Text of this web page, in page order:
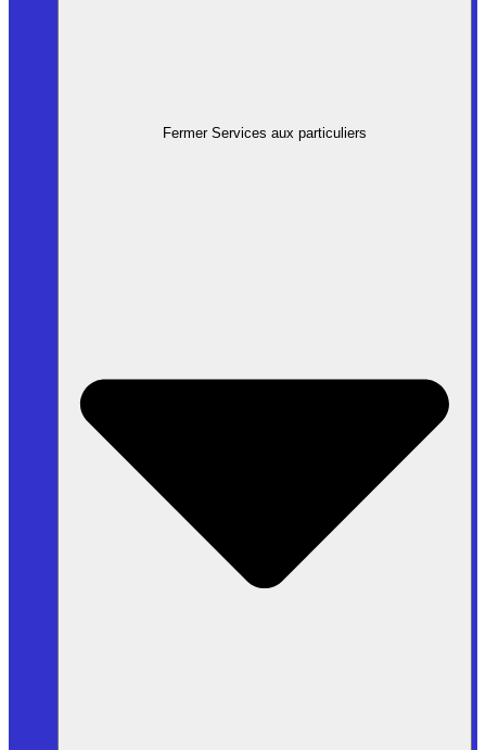
Fermer Services aux particuliers